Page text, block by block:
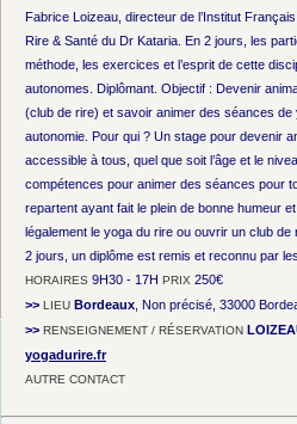
Fabrice Loizeau, directeur de l’Institut
Rire & Santé du Dr Kataria. En 2 jours, les
méthode, les exercices et l’esprit de cette
autonomes. Diplômant. Objectif : Devenir
(club de rire) et savoir animer des séances de
autonomie. Pour qui ? Un stage pour devenir
accessible à tous, quel que soit l’âge et le
compétences pour animer des séances pour
repartent ayant fait le plein de bonne humeur
légalement le yoga du rire ou ouvrir un club de
2 jours, un diplôme est remis et reconnu par
HORAIRES 9H30 - 17H PRIX 250€
>> LIEU Bordeaux , Non précisé, 33000
>> RENSEIGNEMENT / RÉSERVATION
yogadurire.fr
AUTRE CONTACT